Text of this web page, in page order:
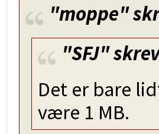
"moppe"
"SFJ"
Det er bare
være 1 MB.